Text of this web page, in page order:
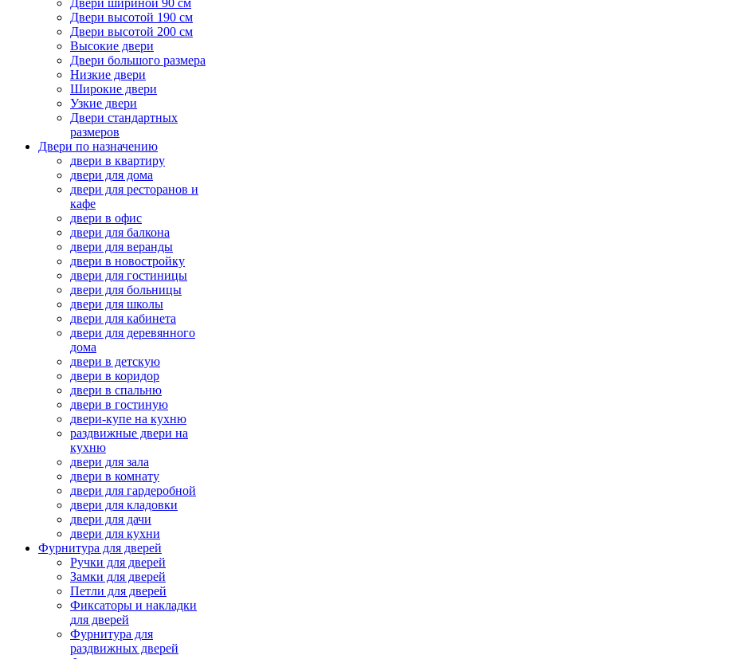
Двери шириной 90 см
Двери высотой 190 см
Двери высотой 200 см
Высокие двери
Двери большого размера
Низкие двери
Широкие двери
Узкие двери
Двери стандартных
размеров
Двери по назначению
двери в квартиру
двери для дома
двери для ресторанов и
кафе
двери в офис
двери для балкона
двери для веранды
двери в новостройку
двери для гостиницы
двери для больницы
двери для школы
двери для кабинета
двери для деревянного
дома
двери в детскую
двери в коридор
двери в спальню
двери в гостиную
двери-купе на кухню
раздвижные двери на
кухню
двери для зала
двери в комнату
двери для гардеробной
двери для кладовки
двери для дачи
двери для кухни
Фурнитура для дверей
Ручки для дверей
Замки для дверей
Петли для дверей
Фиксаторы и накладки
для дверей
Фурнитура для
раздвижных дверей